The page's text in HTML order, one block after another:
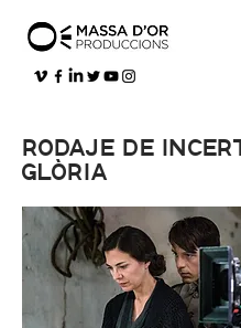
RODAJE DE
GLÒRIA